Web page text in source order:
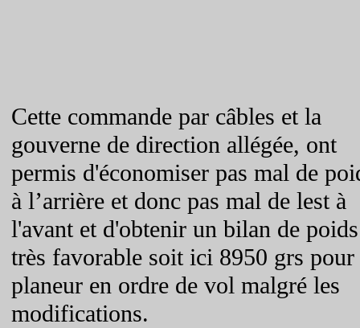
Cette commande par câbles et la
gouverne de direction allégée, ont
permis d'économiser pas mal de
à l’arrière et donc pas mal de lest à
l'avant et d'obtenir un bilan de poids
très favorable soit ici 8950 grs pour
planeur en ordre de vol malgré les
modifications.